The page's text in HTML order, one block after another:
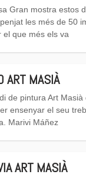
Gran mostra estos
penjat les més de 50
el que més els va
ART MASIÀ
de pintura Art
ensenyar el seu
Marivi Máñez
ART MASIÀ